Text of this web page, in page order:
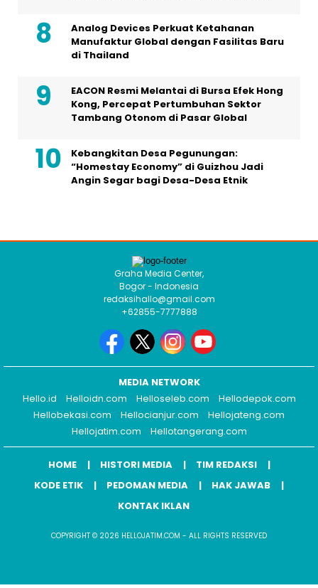
Analog Devices Perkuat Ketahanan
Manufaktur Global dengan Fasilitas Baru
di Thailand
EACON Resmi Melantai di Bursa Efek Hong
Kong, Percepat Pertumbuhan Sektor
Tambang Otonom di Pasar Global
Kebangkitan Desa Pegunungan:
“Homestay Economy” di Guizhou Jadi
Angin Segar bagi Desa-Desa Etnik
Graha Media Center,
Bogor - Indonesia
redaksihallo@gmail.com
+62855-7777888
MEDIA NETWORK
Hello.id
Helloidn.com Helloseleb.com
Hellodepok.com
Hellobekasi.com
Hellocianjur.com
Hellojateng.com
Hellojatim.com
Hellotangerang.com
HOME HISTORI MEDIA
TIM REDAKSI
KODE ETIK
PEDOMAN MEDIA
HAK JAWAB
KONTAK IKLAN
COPYRIGHT © 2026 HELLOJATIM.COM - ALL RIGHTS RESERVED